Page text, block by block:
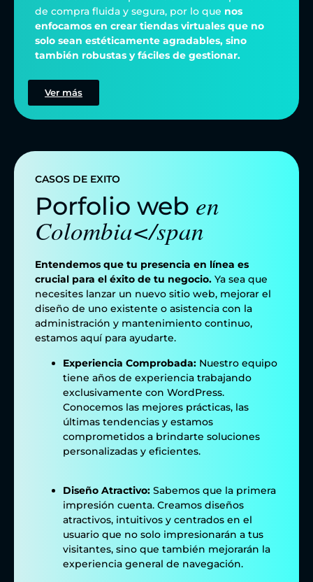
de compra fluida y segura, por lo que nos
enfocamos en crear tiendas virtuales que no
solo sean estéticamente agradables, sino
también robustas y fáciles de gestionar.
Ver más
CASOS DE EXITO
Porfolio web en
Colombia</span
Entendemos que tu presencia en línea es
crucial para el éxito de tu negocio. Ya sea que
necesites lanzar un nuevo sitio web, mejorar el
diseño de uno existente o asistencia con la
administración y mantenimiento continuo,
estamos aquí para ayudarte.
Experiencia Comprobada: Nuestro equipo
tiene años de experiencia trabajando
exclusivamente con WordPress.
Conocemos las mejores prácticas, las
últimas tendencias y estamos
comprometidos a brindarte soluciones
personalizadas y eficientes.
Diseño Atractivo: Sabemos que la primera
impresión cuenta. Creamos diseños
atractivos, intuitivos y centrados en el
usuario que no solo impresionarán a tus
visitantes, sino que también mejorarán la
experiencia general de navegación.